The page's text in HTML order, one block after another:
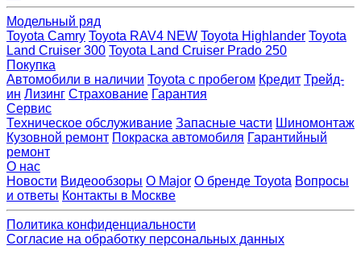
Модельный ряд
Toyota Camry Toyota RAV4 NEW Toyota Highlander Toyota
Land Cruiser 300 Toyota Land Cruiser Prado 250
Покупка
Автомобили в наличии Toyota с пробегом Кредит Трейд-
ин Лизинг Страхование Гарантия
Сервис
Техническое обслуживание Запасные части Шиномонтаж
Кузовной ремонт Покраска автомобиля Гарантийный
ремонт
О нас
Новости Видеообзоры О Major О бренде Toyota Вопросы
и ответы Контакты в Москве
Политика конфиденциальности
Согласие на обработку персональных данных